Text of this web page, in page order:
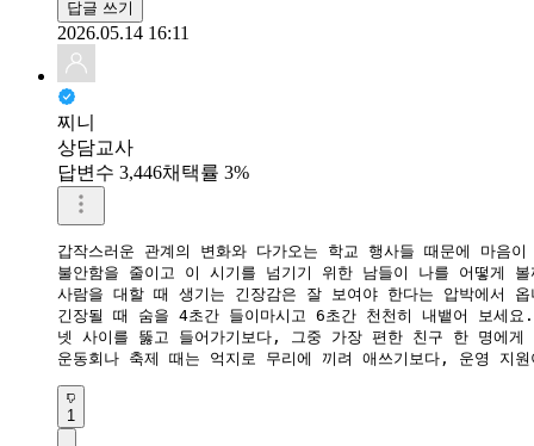
답글 쓰기
2026.05.14 16:11
찌니
상담교사
답변수 3,446채택률 3%
갑작스러운 관계의 변화와 다가오는 학교 행사들 때문에 마음
불안함을 줄이고 이 시기를 넘기기 위한 남들이 나를 어떻게
사람을 대할 때 생기는 긴장감은 잘 보여야 한다는 압박에서
긴장될 때 숨을 4초간 들이마시고 6초간 천천히 내뱉어 보세
넷 사이를 뚫고 들어가기보다, 그중 가장 편한 친구 한 명에
운동회나 축제 때는 억지로 무리에 끼려 애쓰기보다, 운영 지
1